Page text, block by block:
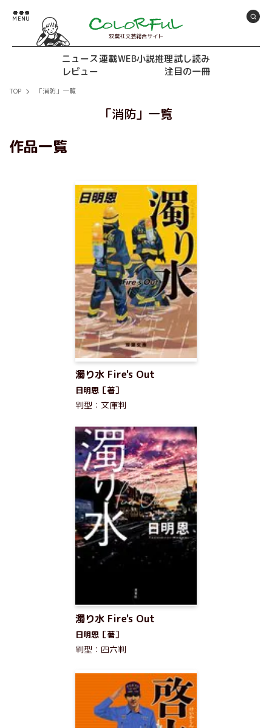
双葉社文芸総合サイト
ニュース連載WEB小説推理試し読み
レビュー
注目の一冊
TOP 「消防」一覧
「消防」一覧
作品一覧
濁り水 Fire's Out
日明恩［著］
判型：文庫判
濁り水 Fire's Out
日明恩［著］
判型：四六判